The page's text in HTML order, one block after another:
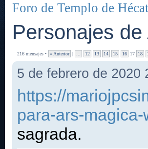
Foro de Templo de
Personajes de
216 mensajes • « Anterior | 12 13 14 15 16 17 18
5 de febrero de 2020
https://
para-ars-
sagrada.